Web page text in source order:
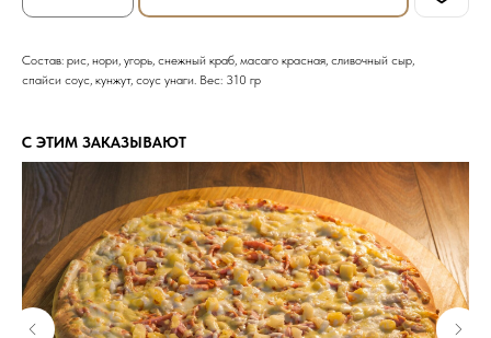
Состав: рис, нори, угорь, снежный краб, масаго красная, сливочный сыр,
спайси соус, кунжут, соус унаги. Вес: 310 гр
С ЭТИМ ЗАКАЗЫВАЮТ